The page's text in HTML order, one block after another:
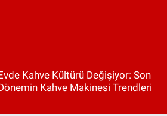
Kahve Kültürü Değişiyor: Son
Kahve Makinesi Trendleri